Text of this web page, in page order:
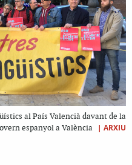
al País Valencià davant de la
espanyol a València
| ARXIU